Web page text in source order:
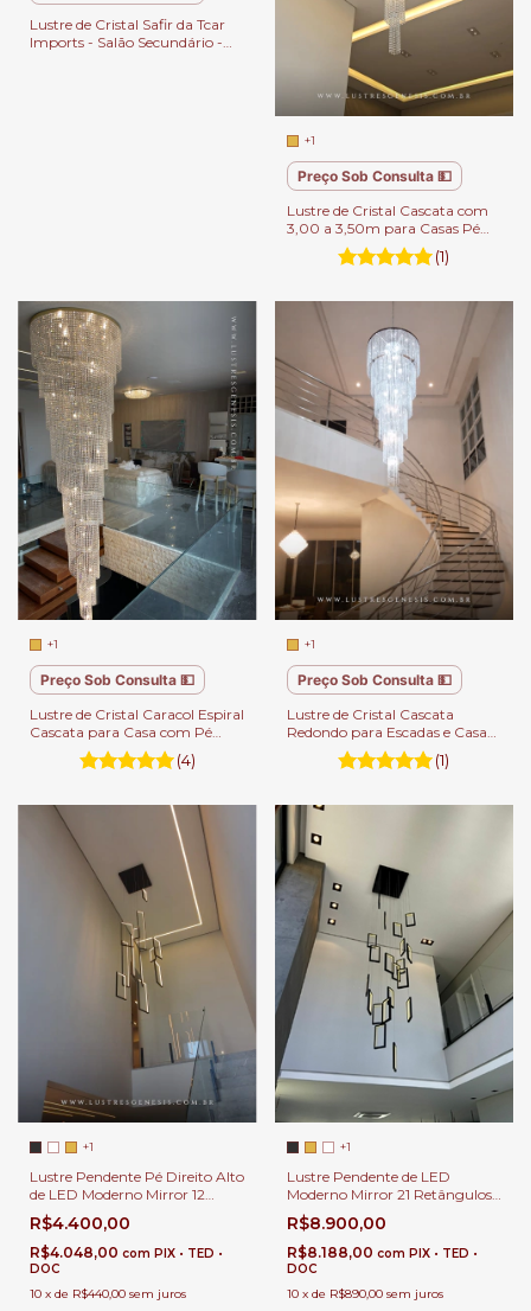
Lustre de Cristal Safir da Tcar
Imports - Salão Secundário -
+1
Preço Sob Consulta 💵
Lustre de Cristal Cascata com
3,00 a 3,50m para Casas Pé
Direito Duplo
(1)
+1
Preço Sob Consulta 💵
Lustre de Cristal Caracol Espiral
Cascata para Casa com Pé
Direito Duplo, Sala Pé Direito
Alto, Escada e Hall.
(4)
+1
Preço Sob Consulta 💵
Lustre de Cristal Cascata
Redondo para Escadas e Casas
Pé Direito Duplo.
(1)
+1
Lustre Pendente Pé Direito Alto
de LED Moderno Mirror 12
Retângulos Para Hall de
Entrada
R$4.400,00
R$4.048,00 com PIX • TED •
DOC
10 x de R$440,00 sem juros
+1
Lustre Pendente de LED
Moderno Mirror 21 Retângulos
60x25cm Para Casas Pé Direito
Duplo e Alto
R$8.900,00
R$8.188,00 com PIX • TED •
DOC
10 x de R$890,00 sem juros